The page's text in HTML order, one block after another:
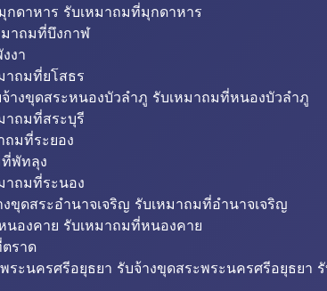
กดาหาร รับเหมาถมที่มุกดาหาร
มาถมที่บึงกาฬ
งา
าถมที่ยโสธร
างขุดสระหนองบัวลำภู รับเหมาถมที่หนองบัวลำภู
าถมที่สระบุรี
ถมที่ระยอง
พัทลุง
าถมที่ระนอง
ขุดสระอำนาจเจริญ รับเหมาถมที่อำนาจเจริญ
นองคาย รับเหมาถมที่หนองคาย
ราด
ะนครศรีอยุธยา รับจ้างขุดสระพระนครศรีอยุธยา